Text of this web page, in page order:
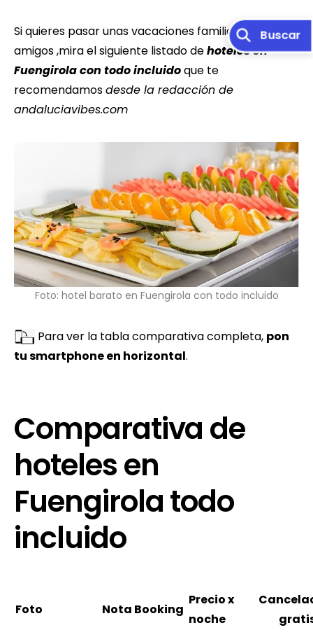
Si quieres pasar unas vacaciones familiares o con
amigos ,mira el siguiente listado dehoteles en
Fuengirola con todo incluidoque te
recomendamosdesde la redacción de
andaluciavibes.com
Foto: hotel barato en Fuengirola con todo incluido
Para ver la tabla comparativa completa, pon
tu smartphone en horizontal.
Comparativa de
hoteles en
Fuengirola todo
incluido
Foto Nota Booking
Precio x
noche